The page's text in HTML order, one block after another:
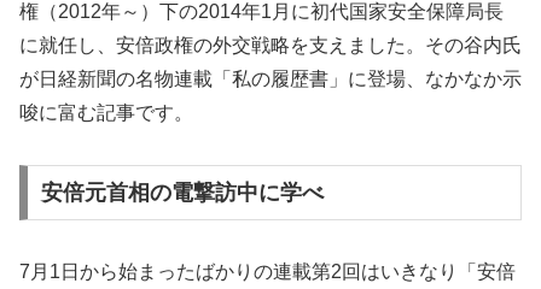
権（2012年～）下の2014年1月に初代国家安全保障局長
に就任し、安倍政権の外交戦略を支えました。その谷内氏
が日経新聞の名物連載「私の履歴書」に登場、なかなか示
唆に富む記事です。
安倍元首相の電撃訪中に学べ
7月1日から始まったばかりの連載第2回はいきなり「安倍